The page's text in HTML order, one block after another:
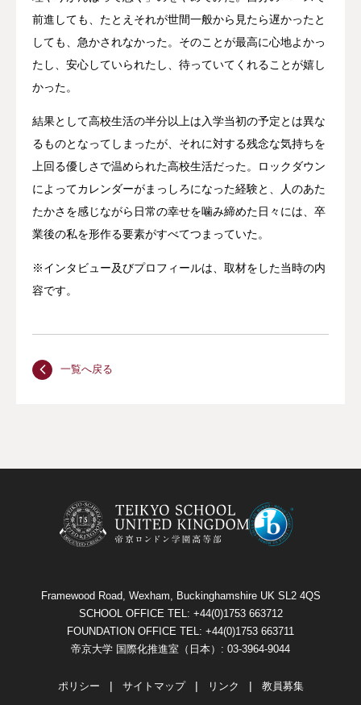
前進しても、たとえそれが世間一般から見たら遅かったと
しても、急かされなかった。そのことが最高に心地よかっ
たし、安心していられたし、待っていてくれることが嬉し
かった。
結果として高校生活の半分以上は入学当初の予定とは異な
るものとなってしまったが、それに対する残念な気持ちを
上回る優しさで温められた高校生活だった。ロックダウン
によってカレンダーがまっしろになった経験と、人のあた
たかさを感じながら日常の幸せを噛み締めた日々には、卒
業後の私を形作る要素がすべてつまっていた。
※インタビュー及びプロフィールは、取材をした当時の内
容です。
一覧へ戻る
Framewood Road, Wexham, Buckinghamshire UK SL2 4QS
SCHOOL OFFICE TEL: +44(0)1753 663712
FOUNDATION OFFICE TEL: +44(0)1753 663711
帝京大学 国際化推進室（日本）: 03-3964-9044
ポリシー サイトマップ リンク 教員募集